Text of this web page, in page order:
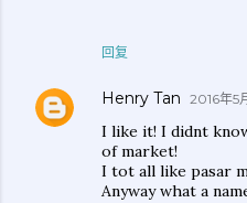
回复
Henry Tan 2016年5
I like it! I didnt
of market!
I tot all like pasar
Anyway what a